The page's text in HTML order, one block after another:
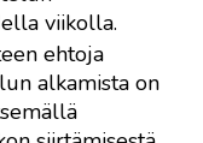
viikolla.
ehtoja
alkamista on